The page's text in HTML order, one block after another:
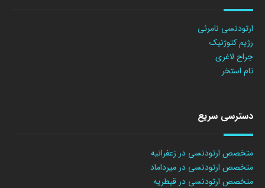
ارتودنسی نامرئی
رژیم کتوژنیک
جراح لاغری
تام استخر
دسترسی سریع
متخصص ارتودنسی در زعفرانیه
متخصص ارتودنسی در میرداماد
متخصص ارتودنسی در قیطریه